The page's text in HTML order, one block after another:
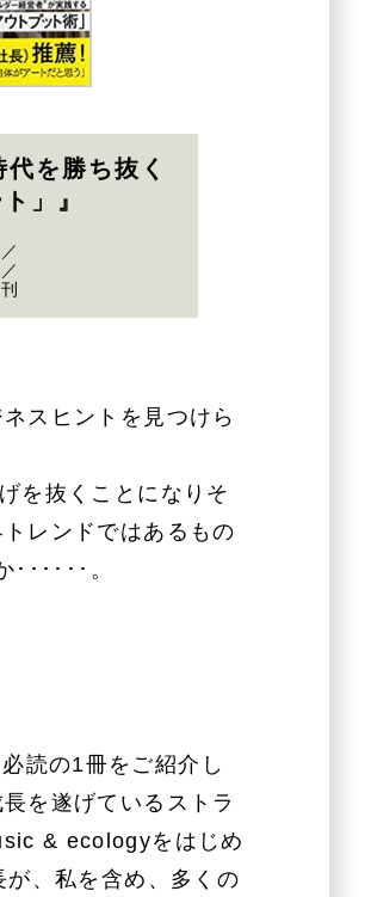
を勝ち抜く
」』
スヒントを見つけら
を抜くことになりそ
レンドではあるもの
･････。
読の1冊をご紹介し
を遂げているストラ
& ecologyをはじめ
、私を含め、多くの